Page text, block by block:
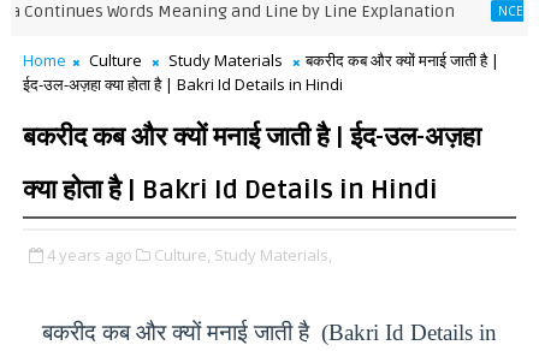
Words Meaning and Line by Line Explanation NCERT BOOK
Home Culture Study Materials
बकरीद कब और क्यों मनाई जाती है |
ईद-उल-अज़हा क्या होता है | Bakri Id Details in Hindi
बकरीद कब और क्यों मनाई जाती है | ईद-उल-अज़हा
क्या होता है | Bakri Id Details in Hindi
4 years ago Culture, Study Materials,
बकरीद कब और क्यों मनाई जाती है (Bakri Id Details in